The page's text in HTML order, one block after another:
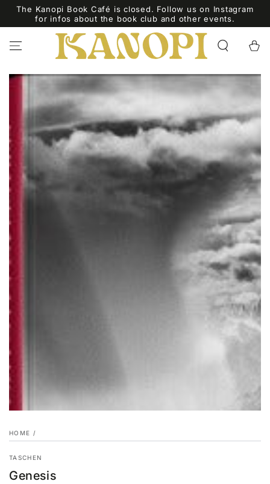
SKIP TO
CONTENT
The Kanopi Book Café is closed. Follow us on Instagram
for infos about the book club and other events.
Cart
SKIP TO PRODUCT
INFORMATION
HOME /
TASCHEN
Genesis